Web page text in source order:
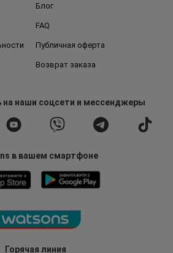
Горячая линия
Блог
FAQ
Публичная оферта
Возврат заказа
на наши соцсети и мессенджеры
в вашем смартфоне